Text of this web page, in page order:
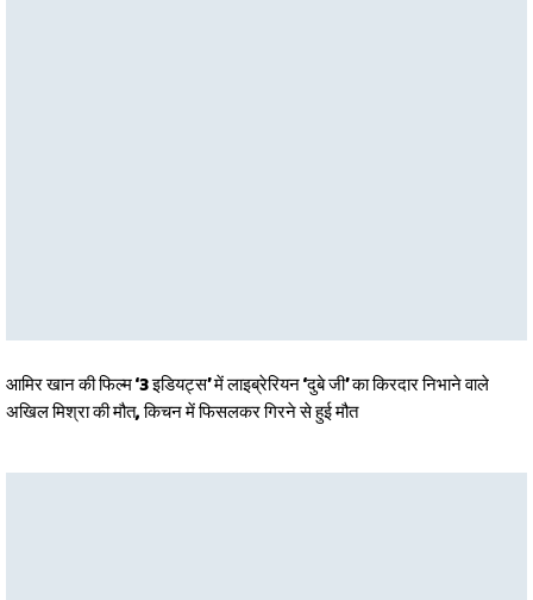
आमिर खान की फिल्म ‘3 इडियट्स’ में लाइब्रेरियन ‘दुबे जी’ का किरदार निभाने वाले
अखिल मिश्रा की मौत, किचन में फिसलकर गिरने से हुई मौत